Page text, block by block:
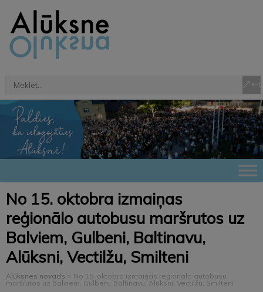
No 15. oktobra izmaiņas
reģionālo autobusu maršrutos uz
Balviem, Gulbeni, Baltinavu,
Alūksni, Vectilžu, Smilteni
Alūksnes novads > No 15. oktobra izmaiņas reģionālo autobusu
maršrutos uz Balviem, Gulbeni, Baltinavu, Alūksni, Vectilžu, Smilteni